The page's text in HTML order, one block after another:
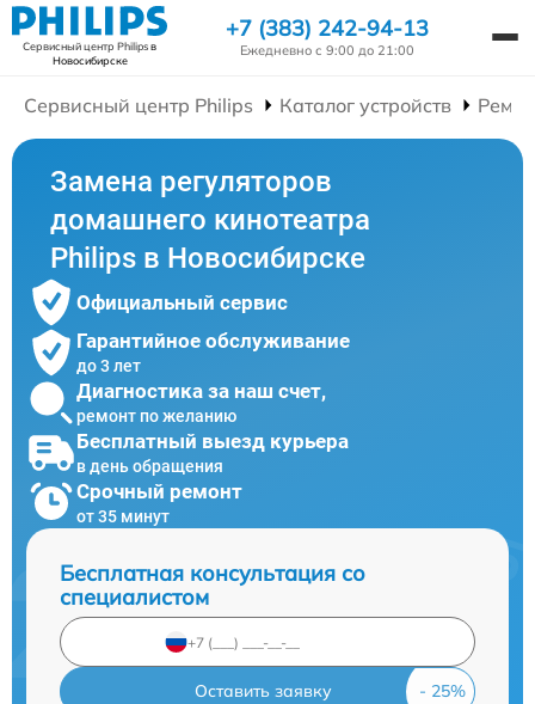
Сервисный центр Philipsв
Новосибирске
+7 (383) 242-94-13
Ежедневно с 9:00 до 21:00
Сервисный центр Philips Каталог устройств
Замена регуляторов
домашнего кинотеатра
Philips в Новосибирске
Официальный сервис
Гарантийное обслуживание
до 3 лет
Диагностика за наш счет,
ремонт по желанию
Бесплатный выезд курьера
в день обращения
Срочный ремонт
от 35 минут
Бесплатная консультация со
специалистом
Оставить заявку